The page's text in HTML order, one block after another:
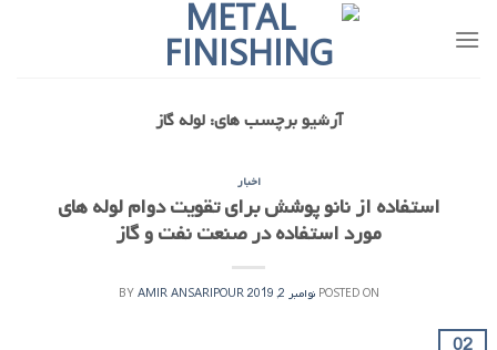
آرشیو برچسب های:لوله گاز
اخبار
استفاده از نانو پوشش برای تقویت دوام لوله های
مورد استفاده در صنعت نفت و گاز
POSTED ON نوامبر 2, 2019 BYAMIR ANSARIPOUR